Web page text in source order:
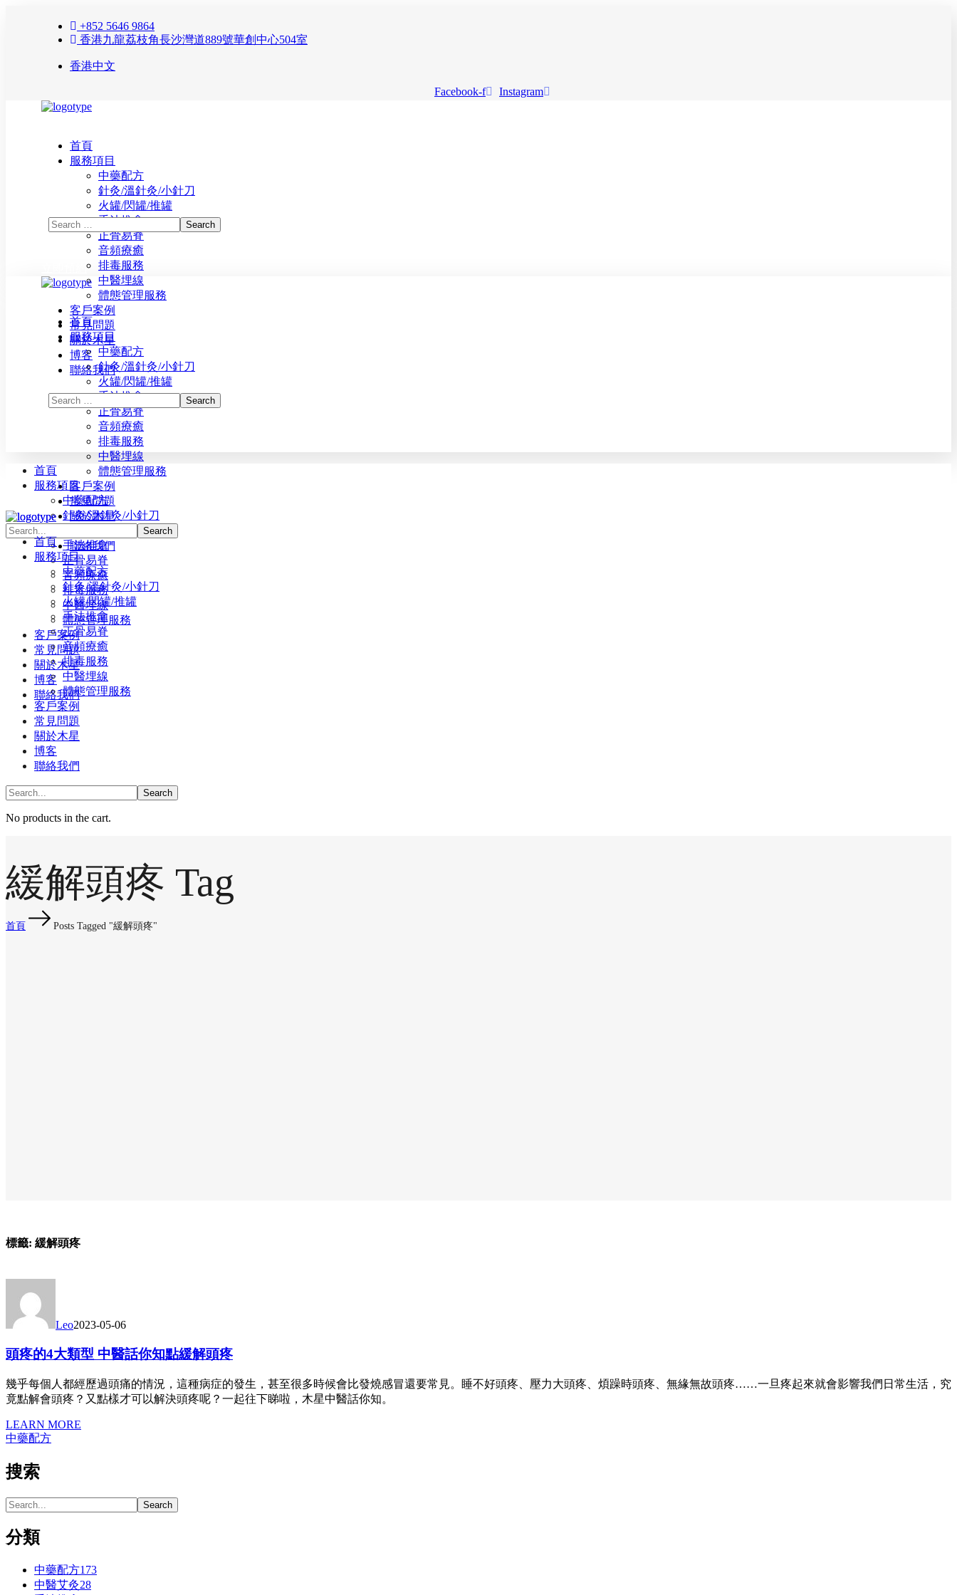
+852 5646 9864
香港九龍荔枝角長沙灣道889號華創中心504室
香港中文
Facebook-f Instagram
首頁
服務項目
中藥配方
針灸/溫針灸/小針刀
火罐/閃罐/推罐
手法推拿
正骨易脊
⾳頻療癒
排毒服務
中醫埋線
體態管理服務
客戶案例
常見問題
關於木星
博客
聯絡我們
立即預約
首頁
服務項目
中藥配方
針灸/溫針灸/小針刀
火罐/閃罐/推罐
手法推拿
正骨易脊
⾳頻療癒
排毒服務
中醫埋線
體態管理服務
客戶案例
常見問題
關於木星
聯絡我們
立即預約
首頁
服務項目
中藥配方
針灸/溫針灸/小針刀
手法推拿
正骨易脊
⾳頻療癒
排毒服務
中醫埋線
體態管理服務
客戶案例
常見問題
關於木星
博客
聯絡我們
首頁
服務項目
中藥配方
針灸/溫針灸/小針刀
火罐/閃罐/推罐
手法推拿
正骨易脊
⾳頻療癒
排毒服務
中醫埋線
體態管理服務
客戶案例
常見問題
關於木星
博客
聯絡我們
No products in the cart.
緩解頭疼 Tag
首頁 Posts Tagged "緩解頭疼"
標籤: 緩解頭疼
Leo2023-05-06
頭疼的4大類型 中醫話你知點緩解頭疼
幾乎每個人都經歷過頭痛的情況，這種病症的發生，甚至很多時候會比發燒感冒還要常見。睡不好頭疼、壓力大頭疼、煩躁時頭疼、無緣無故頭疼……一旦疼起來就會影響我們日常生活，究
竟點解會頭疼？又點樣才可以解決頭疼呢？一起往下睇啦，木星中醫話你知。
LEARN MORE
中藥配方
搜索
分類
中藥配方173
中醫艾灸28